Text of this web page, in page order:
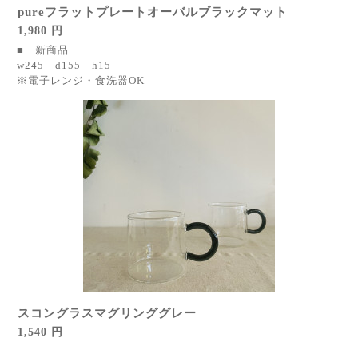
pureフラットプレートオーバルブラックマット
1,980 円
■ 新商品
w245 d155 h15
※電子レンジ・食洗器OK
スコングラスマグリンググレー
1,540 円